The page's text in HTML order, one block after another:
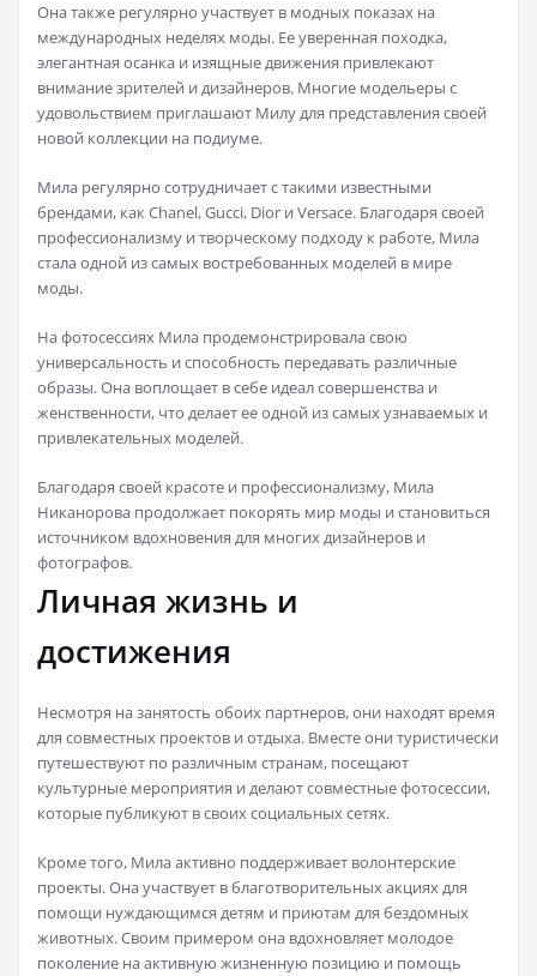
Она также регулярно участвует в модных показах на
международных неделях моды. Ее уверенная походка,
элегантная осанка и изящные движения привлекают
внимание зрителей и дизайнеров. Многие модельеры с
удовольствием приглашают Милу для представления своей
новой коллекции на подиуме.
Мила регулярно сотрудничает с такими известными
брендами, как Chanel, Gucci, Dior и Versace. Благодаря своей
профессионализму и творческому подходу к работе, Мила
стала одной из самых востребованных моделей в мире
моды.
На фотосессиях Мила продемонстрировала свою
универсальность и способность передавать различные
образы. Она воплощает в себе идеал совершенства и
женственности, что делает ее одной из самых узнаваемых и
привлекательных моделей.
Благодаря своей красоте и профессионализму, Мила
Никанорова продолжает покорять мир моды и становиться
источником вдохновения для многих дизайнеров и
фотографов.
Личная жизнь и
достижения
Несмотря на занятость обоих партнеров, они находят время
для совместных проектов и отдыха. Вместе они туристически
путешествуют по различным странам, посещают
культурные мероприятия и делают совместные фотосессии,
которые публикуют в своих социальных сетях.
Кроме того, Мила активно поддерживает волонтерские
проекты. Она участвует в благотворительных акциях для
помощи нуждающимся детям и приютам для бездомных
животных. Своим примером она вдохновляет молодое
поколение на активную жизненную позицию и помощь